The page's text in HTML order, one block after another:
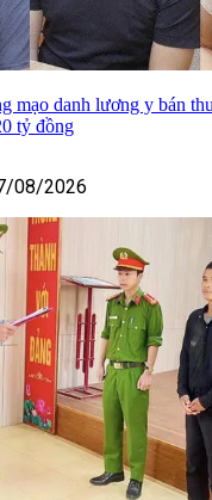
mạo danh lương y bán
tỷ đồng
08/2026